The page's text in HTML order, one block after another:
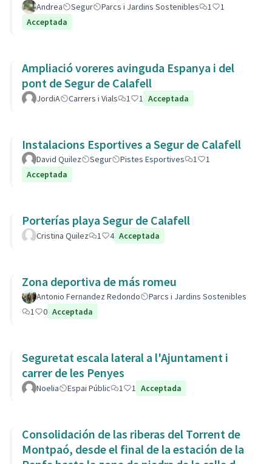
Andrea Segur Parcs i Jardins Sostenibles 1
1
Acceptada
Ampliació voreres avinguda Espanya i del
pont de Segur de Calafell
JordiA Carrers i Vials 1 1 Acceptada
Instalacions Esportives a Segur de Calafell
David Quilez Segur Pistes Esportives 1
1
Acceptada
Porterías playa Segur de Calafell
Cristina Quilez 1 4 Acceptada
Zona deportiva de más romeu
Antonio Fernandez Redondo
Parcs i Jardins Sostenibles
1
0 Acceptada
Seguretat escala lateral a l'Ajuntament i
carrer de les Penyes
Noelia Espai Públic 1 1 Acceptada
Consolidación de las riberas del Torrent de
Montpaó, desde el final de la estación de la